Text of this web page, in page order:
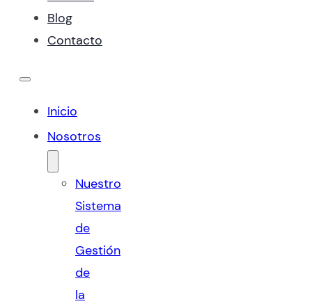
Blog
Contacto
Inicio
Nosotros
Nuestro
Sistema
de
Gestión
de
la